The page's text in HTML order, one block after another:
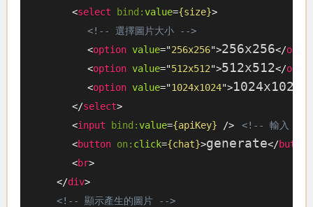
<select bind:value={size}>
<!-- 選擇圖片大小 -->
<option value="256x256">256x256</
<option value="512x512">512x512</
<option value="1024x1024">1024x1024
</select>
<input bind:value={apiKey} />
<!-- 輸入
<button on: click={chat}>generate</button
<br>
</div>
<!-- 顯示產生的圖片 -->